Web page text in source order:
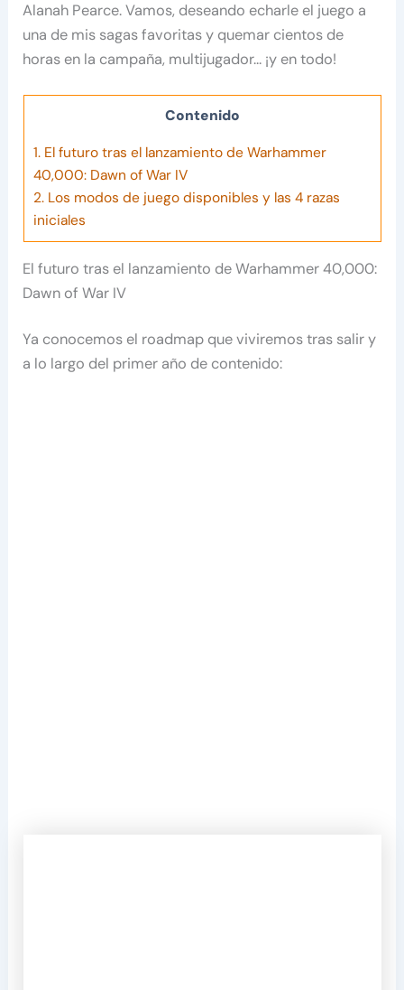
Alanah Pearce. Vamos, deseando echarle el juego a
una de mis sagas favoritas y quemar cientos de
horas en la campaña, multijugador… ¡y en todo!
Contenido
1.El futuro tras el lanzamiento de Warhammer
40,000: Dawn of War IV
2.Los modos de juego disponibles y las 4 razas
iniciales
El futuro tras el lanzamiento de Warhammer 40,000:
Dawn of War IV
Ya conocemos el roadmap que viviremos tras salir y
a lo largo del primer año de contenido: